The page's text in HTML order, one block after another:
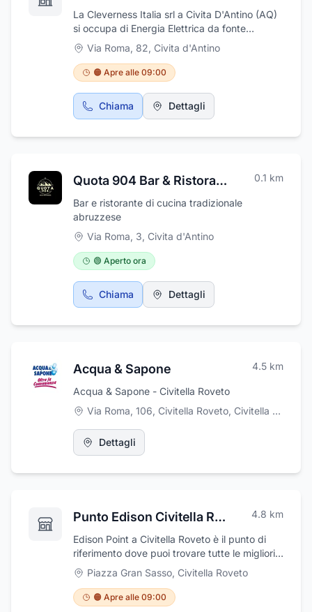
La Cleverness Italia srl a Civita D'Antino (AQ)
si occupa di Energia Elettrica da fonte
rinnovabile e con contratto GSE, Costruzioni
elettromeccaniche Brevettate con contratto
GSE; le nostre soluzioni brevettate sono state
progettate per offrire prestazioni ottimali e
durata nel tempo. Che si tratti di
elettromagneti, cablaggi, pressostati o
massima attenzione ai dettagli e alla
contenitori brevettati, con cartoncino
e il rispetto dell'ambiente sono il principale
obiettivo dell'azienda.
Via Roma, 82, Civita d'Antino
🟠 Apre alle 09:00
Chiama Dettagli
Quota 904 Bar & Ristorante 0.1 km
Bar e ristorante di cucina tradizionale
abruzzese
Via Roma, 3, Civita d'Antino
🟢 Aperto ora
Chiama Dettagli
Acqua & Sapone 4.5 km
Acqua & Sapone - Civitella Roveto
Via Roma, 106, Civitella Roveto, Civitella Roveto
Dettagli
Punto Edison Civitella Roveto 4.8 km
Edison Point a Civitella Roveto è il punto di
riferimento dove puoi trovare tutte le migliori
soluzione per l'efficientamento e risparmio
energetico della tua abitazione . Soluzioni
chiavi in mano per Impianti Fotovoltaici ,
Pompe di Calore , sostituzione Caldaie ,
Piazza Gran Sasso, Civitella Roveto
🟠 Apre alle 09:00